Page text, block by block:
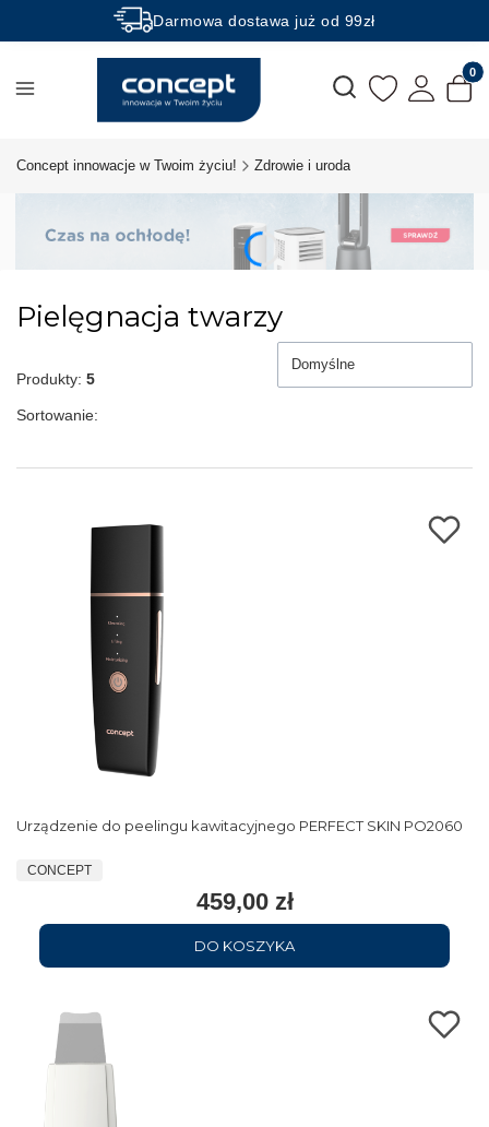
Darmowa dostawa już od 99zł
Rabaty -50% na wybrane produkty
Otwórz wyszukiwarkę
Concept innowacje w Twoim życiu! Zdrowie i uroda
Pielęgnacja twarzy
Produkty: 5
Sortowanie:
Domyślne
Urządzenie do peelingu kawitacyjnego PERFECT SKIN PO2060
CONCEPT
459,00 zł
DO KOSZYKA